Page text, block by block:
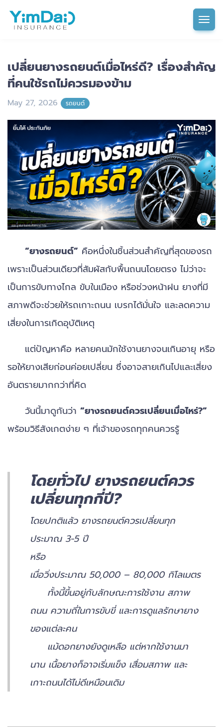
เปลี่ยนยางรถยนต์เมื่อไหร่ดี? เรื่องสำคัญ
ที่คนใช้รถไม่ควรมองข้าม
May 27, 2026 รถยนต์
“ยางรถยนต์” คือหนึ่งในชิ้นส่วนสำคัญที่สุดของรถ
เพราะเป็นส่วนเดียวที่สัมผัสกับพื้นถนนโดยตรง ไม่ว่าจะ
เป็นการขับทางไกล ขับในเมือง หรือช่วงหน้าฝน ยางที่มี
สภาพดีจะช่วยให้รถเกาะถนน เบรกได้มั่นใจ และลดความ
เสี่ยงในการเกิดอุบัติเหตุ
แต่ปัญหาคือ หลายคนมักใช้งานยางจนเกินอายุ หรือ
รอให้ยางเสียก่อนค่อยเปลี่ยน ซึ่งอาจสายเกินไปและเสี่ยง
อันตรายมากกว่าที่คิด
วันนี้มาดูกันว่า “ยางรถยนต์ควรเปลี่ยนเมื่อไหร่?”
พร้อมวิธีสังเกตง่าย ๆ ที่เจ้าของรถทุกคนควรรู้
โดยทั่วไป ยางรถยนต์ควร
เปลี่ยนทุกกี่ปี?
โดยปกติแล้ว ยางรถยนต์ควรเปลี่ยนทุก
ประมาณ 3-5 ปี
หรือ
เมื่อวิ่งประมาณ 50,000 – 80,000 กิโลเมตร
ทั้งนี้ขึ้นอยู่กับลักษณะการใช้งาน สภาพ
ถนน ความถี่ในการขับขี่ และการดูแลรักษายาง
ของแต่ละคน
แม้ดอกยางยังดูเหลือ แต่หากใช้งานมา
นาน เนื้อยางก็อาจเริ่มแข็ง เสื่อมสภาพ และ
เกาะถนนได้ไม่ดีเหมือนเดิม